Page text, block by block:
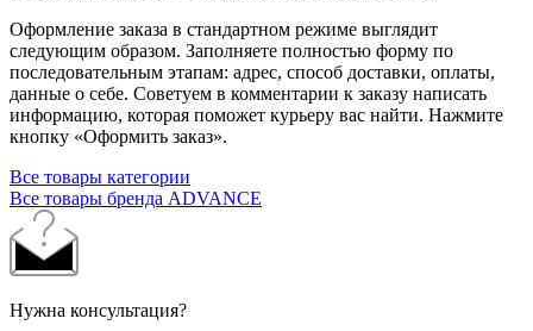
Оформление заказа в стандартном режиме выглядит
следующим образом. Заполняете полностью форму по
последовательным этапам: адрес, способ доставки, оплаты,
данные о себе. Советуем в комментарии к заказу написать
информацию, которая поможет курьеру вас найти. Нажмите
кнопку «Оформить заказ».
Все товары категории
Все товары бренда ADVANCE
Нужна консультация?